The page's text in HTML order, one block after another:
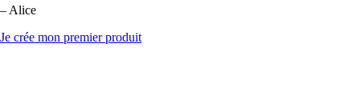
– Alice
Je crée mon premier produit